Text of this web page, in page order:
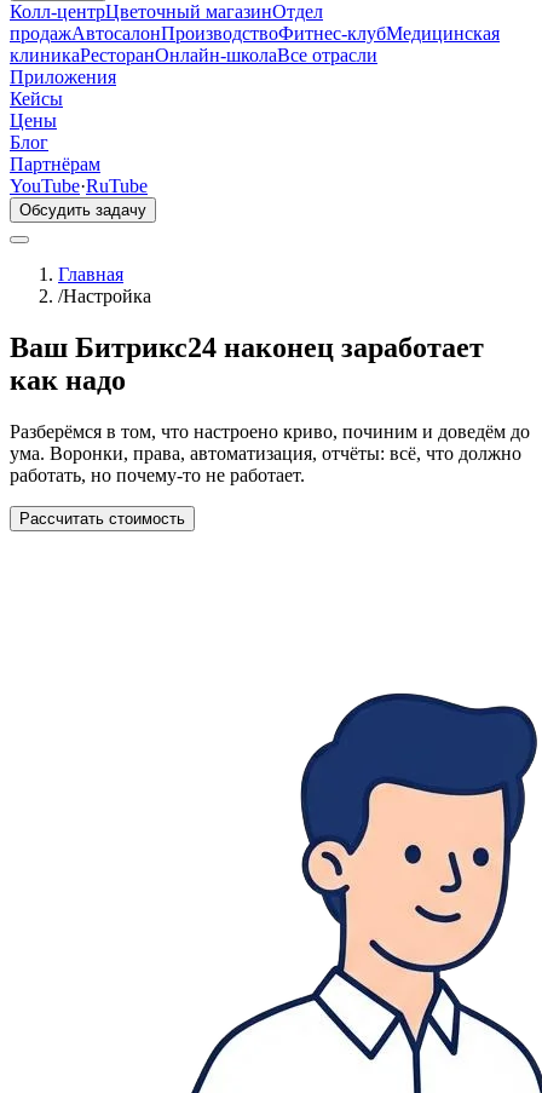
Колл-центрЦветочный магазинОтдел
продажАвтосалонПроизводствоФитнес-клубМедицинская
клиникаРесторанОнлайн-школаВсе отрасли
Приложения
Кейсы
Цены
Блог
Партнёрам
YouTube·RuTube
Обсудить задачу
Главная
/Настройка
Ваш Битрикс24 наконец заработает
как надо
Разберёмся в том, что настроено криво, починим и доведём до
ума. Воронки, права, автоматизация, отчёты: всё, что должно
работать, но почему-то не работает.
Рассчитать стоимость